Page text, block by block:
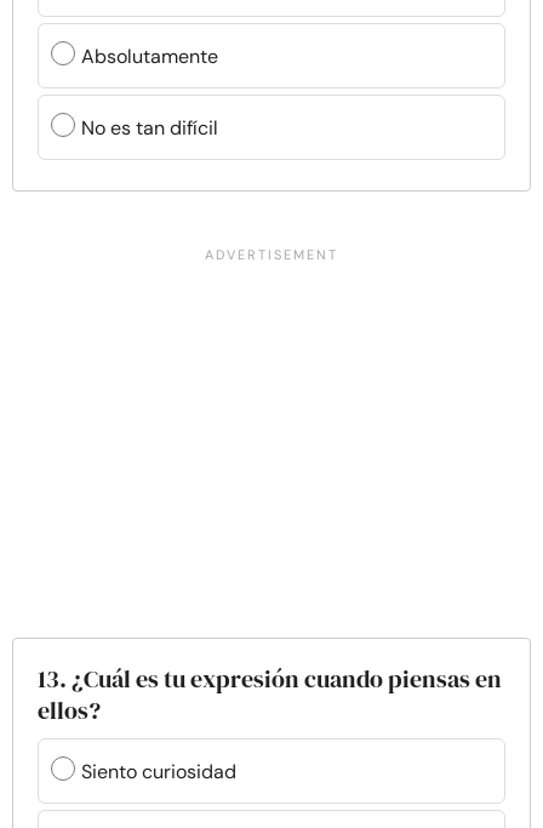
Absolutamente
No es tan difícil
13. ¿Cuál es tu expresión cuando piensas en
ellos?
Siento curiosidad